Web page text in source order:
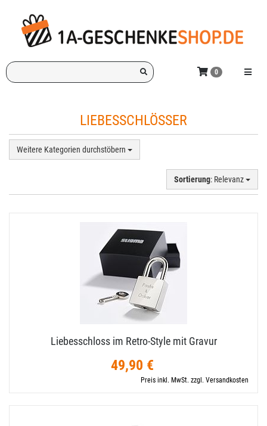
Hauptinhalt
springen
Ich
suche
Menü
0
LIEBESSCHLÖSSER
Weitere Kategorien durchstöbern
Sortierung: Relevanz
Liebesschloss im Retro-​Style mit Gravur
49,90 €
Preis inkl. MwSt. zzgl. Versandkosten